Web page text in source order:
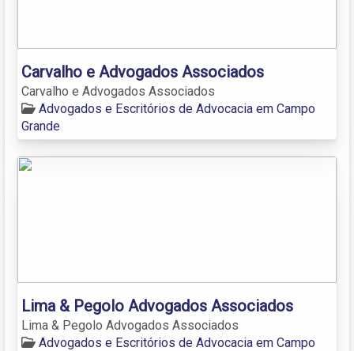
Carvalho e Advogados Associados
Carvalho e Advogados Associados
Advogados e Escritórios de Advocacia em Campo
Grande
Lima & Pegolo Advogados Associados
Lima & Pegolo Advogados Associados
Advogados e Escritórios de Advocacia em Campo